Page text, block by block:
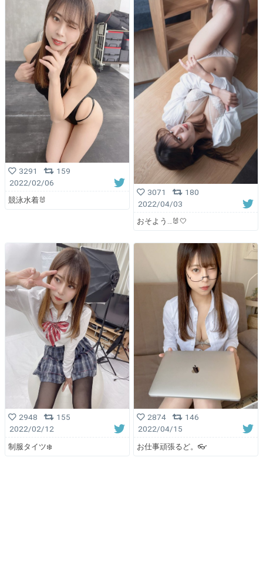
3291
159
2022/02/06
競泳水着🐰
3071
180
2022/04/03
おそよう…🐰🤍
2948
155
2022/02/12
制服タイツ❄️
2874
146
2022/04/15
お仕事頑張るど。👓